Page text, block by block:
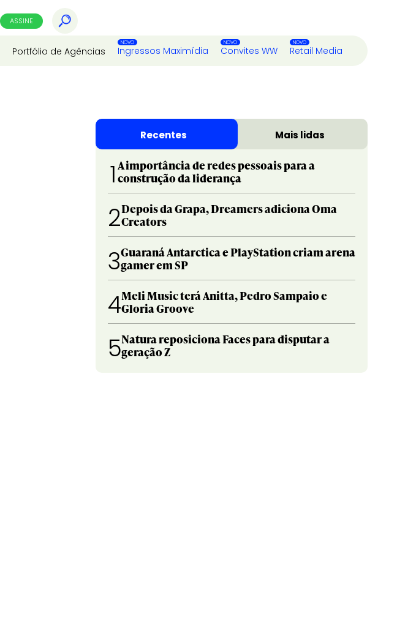
ASSINE
Portfólio de Agências Ingressos Maximídia Convites WW Retail Media
Recentes Mais lidas
1 A importância de redes pessoais para a
construção da liderança
2Depois da Grapa, Dreamers adiciona Oma
Creators
3Guaraná Antarctica e PlayStation criam arena
gamer em SP
4Meli Music terá Anitta, Pedro Sampaio e
Gloria Groove
5Natura reposiciona Faces para disputar a
geração Z